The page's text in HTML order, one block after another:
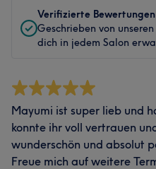
Verifizierte Bewertungen
Geschrieben von
dich in jedem Salon
Mayumi ist super lieb und
konnte ihr voll vertrauen
wunderschön und absolut
Freue mich auf weitere